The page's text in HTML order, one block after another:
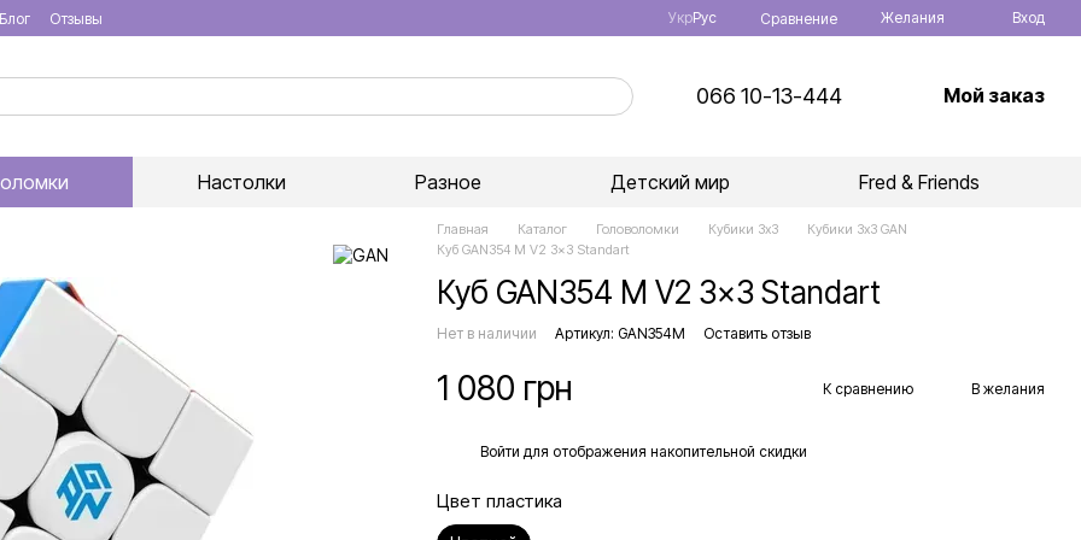
Блог Отзывы УкрРус Сравнение Желания Вход
066 10-13-444 Мой заказ
Настолки Разное Детский мир Fred & Friends
Главная Каталог Головоломки Кубики 3x3
Кубики 3x3 GAN
Куб GAN354 M V2 3x3 Standart
Куб GAN354 M V2 3x3 Standart
Нет в наличии Артикул: GAN354M Оставить отзыв
1 080 грн К сравнению В желания
Войти для отображения накопительной скидки
Цвет пластика